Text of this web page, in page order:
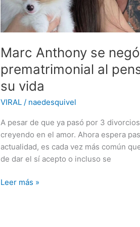
Marc Anthony se
prematrimonial al
su vida
VIRAL / naedesquivel
A pesar de que ya pasó por 3
creyendo en el amor. Ahora espera
actualidad, es cada vez más común
de dar el sí acepto o incluso se
Marc
Leer más »